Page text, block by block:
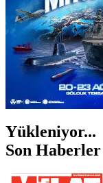
Yükleniyor...
Son Haberler